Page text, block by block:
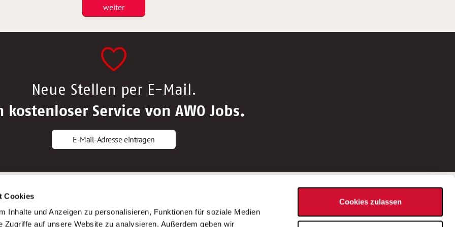
Cookies
Inhalte und Anzeigen zu personalisieren, Funktionen für soziale Medien
Zugriffe auf unsere Website zu analysieren. Außerdem geben wir
Cookies zulassen
weiter
Neue Stellen per E-Mail.
kostenloser Service von AWO Jobs.
E-Mail-Adresse eintragen
Altenpfleger*in
Krankenpfleger*in
AWO Gliederungen nach Bundesland
Stellenangebote nach Bundesländern